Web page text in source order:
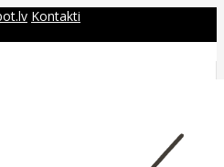
Kontakti